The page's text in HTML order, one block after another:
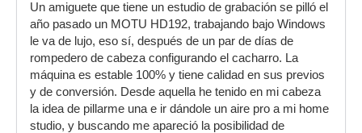
Un amiguete que tiene un estudio de grabación se pilló el
año pasado un MOTU HD192, trabajando bajo Windows
le va de lujo, eso sí, después de un par de días de
rompedero de cabeza configurando el cacharro. La
máquina es estable 100% y tiene calidad en sus previos
y de conversión. Desde aquella he tenido en mi cabeza
la idea de pillarme una e ir dándole un aire pro a mi home
studio, y buscando me apareció la posibilidad de